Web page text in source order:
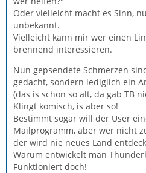
Oder vielleicht macht es Sinn,
unbekannt.
Vielleicht kann mir wer einen
brennend interessieren.
Nun gepsendete Schmerzen
gedacht, sondern lediglich ein
(das is schon so alt, da gab TB
Klingt komisch, is aber so!
Bestimmt sogar will der User
Mailprogramm, aber wer nicht
der wird nie neues Land
Warum entwickelt man
Funktioniert doch!